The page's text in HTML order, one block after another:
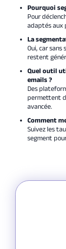
Pourquoi
Pour
adaptés aux
La
Oui, car
restent
Quel outil
emails ?
Des
permettent
avancée.
Comment
Suivez les
segment